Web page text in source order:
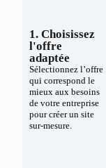
1. Choisissez
l'offre
adaptée
Sélectionnez l’offre
qui correspond le
mieux aux besoins
de votre entreprise
pour créer un site
sur-mesure.